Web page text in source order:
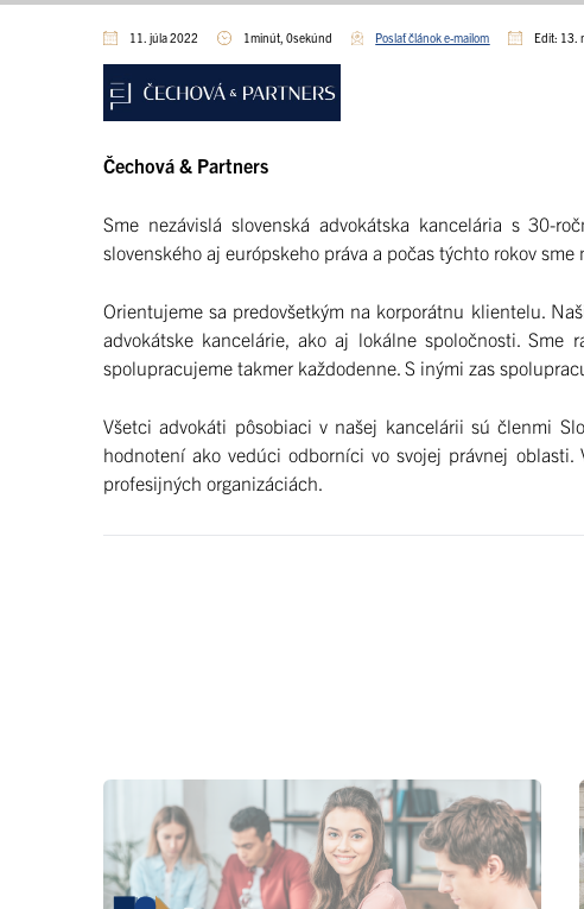
11. júla 2022 1minút, 0sekúnd Poslať článok e-mailom Edit: 13.
Čechová & Partners
Sme nezávislá slovenská advokátska kancelária s 30-
slovenského aj európskeho práva a počas týchto rokov
Orientujeme sa predovšetkým na korporátnu klientelu.
advokátske kancelárie, ako aj lokálne spoločnosti.
spolupracujeme takmer každodenne. S inými zas
Všetci advokáti pôsobiaci v našej kancelárii sú členmi
hodnotení ako vedúci odborníci vo svojej právnej
profesijných organizáciách.